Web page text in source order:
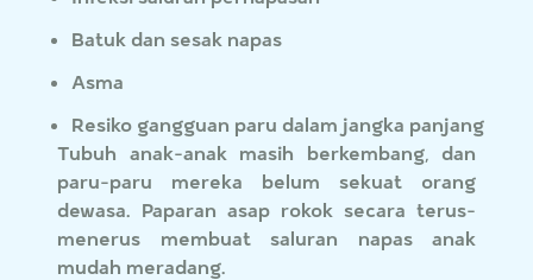
Batuk dan sesak napas
Asma
Resiko gangguan paru dalam jangka panjang
Tubuh anak-anak masih berkembang, dan
paru-paru mereka belum sekuat orang
dewasa. Paparan asap rokok secara terus-
menerus membuat saluran napas anak
mudah meradang.